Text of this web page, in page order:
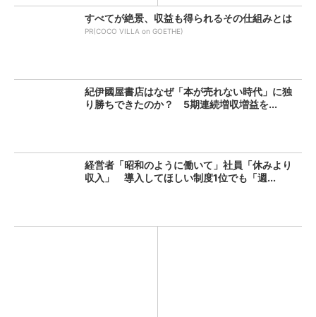
すべてが絶景、収益も得られるその仕組みとは
PR(COCO VILLA on GOETHE)
紀伊國屋書店はなぜ「本が売れない時代」に独
り勝ちできたのか？ 5期連続増収増益を...
経営者「昭和のように働いて」社員「休みより
収入」 導入してほしい制度1位でも「週...